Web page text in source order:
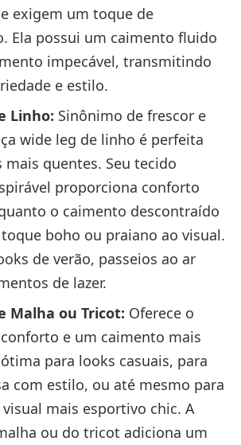
exigem um toque de
Ela possui um caimento fluido
impecável, transmitindo
e estilo.
Linho: Sinônimo de frescor e
wide leg de linho é perfeita
mais quentes. Seu tecido
proporciona conforto
o caimento descontraído
boho ou praiano ao visual.
de verão, passeios ao ar
de lazer.
Malha ou Tricot: Oferece o
e um caimento mais
para looks casuais, para
com estilo, ou até mesmo para
mais esportivo chic. A
ou do tricot adiciona um